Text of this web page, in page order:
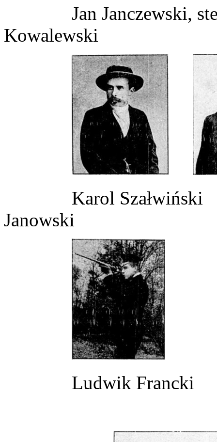
Jan
Kowalewski
Karol
Janowski
Ludwik Francki